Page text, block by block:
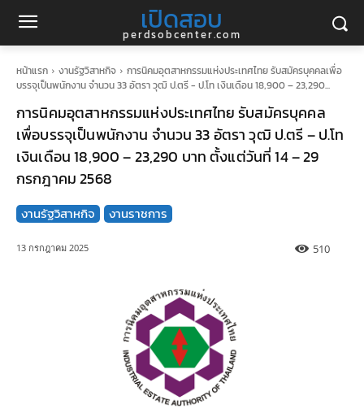
เปิดสอบ
perdsobcenter.com
หน้าแรก งานรัฐวิสาหกิจ
การนิคมอุตสาหกรรมแห่งประเทศไทย รับสมัครบุคคลเพื่อ
บรรจุเป็นพนักงาน จำนวน 33 อัตรา วุฒิ ป.ตรี - ป.โท เงินเดือน 18,900 – 23,290...
การนิคมอุตสาหกรรมแห่งประเทศไทย รับสมัครบุคคล
เพื่อบรรจุเป็นพนักงาน จำนวน 33 อัตรา วุฒิ ป.ตรี – ป.โท
เงินเดือน 18,900 – 23,290 บาท ตั้งแต่วันที่ 14 – 29
กรกฎาคม 2568
งานรัฐวิสาหกิจ งานราชการ
13 กรกฎาคม 2025 510